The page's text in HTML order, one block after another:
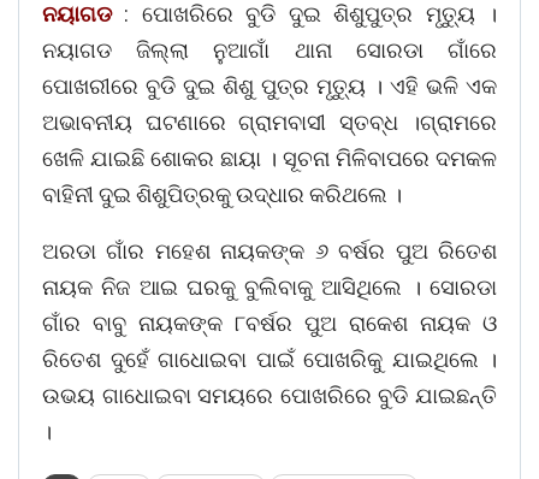
ନୟାଗଡ: ପୋଖରିରେ ବୁଡି ଦୁଇ ଶିଶୁପୁତ୍ର ମୃତ୍ୟୁ ।
ନୟାଗଡ ଜିଲ୍ଲା ନୁଆଗାଁ ଥାନା ସୋରଡା ଗାଁରେ
ପୋଖରୀରେ ବୁଡି ଦୁଇ ଶିଶୁ ପୁତ୍ର ମୃତ୍ୟୁ । ଏହି ଭଳି ଏକ
ଅଭାବନୀୟ ଘଟଣାରେ ଗ୍ରାମବାସୀ ସ୍ତବ୍ଧ ।ଗ୍ରାମରେ
ଖେଳି ଯାଇଛି ଶୋକର ଛାୟା । ସୂଚନା ମିଳିବାପରେ ଦମକଳ
ବାହିନୀ ଦୁଇ ଶିଶୁପିତ୍ରକୁ ଉଦ୍ଧାର କରିଥଲେ ।
ଅରଡା ଗାଁର ମହେଶ ନାୟକଙ୍କ ୬ ବର୍ଷର ପୁଅ ରିତେଶ
ନାୟକ ନିଜ ଆଇ ଘରକୁ ବୁଲିବାକୁ ଆସିଥିଲେ । ସୋରଡା
ଗାଁର ବାବୁ ନାୟକଙ୍କ ୮ବର୍ଷର ପୁଅ ରାକେଶ ନାୟକ ଓ
ରିତେଶ ଦୁହେଁ ଗାଧୋଇବା ପାଇଁ ପୋଖରିକୁ ଯାଇଥିଲେ ।
ଉଭୟ ଗାଧୋଇବା ସମୟରେ ପୋଖରିରେ ବୁଡି ଯାଇଛନ୍ତି
।